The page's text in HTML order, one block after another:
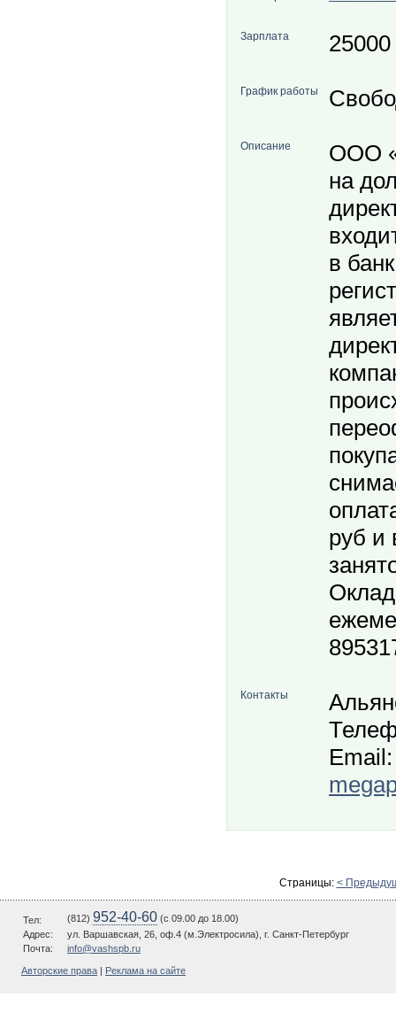
Зарплата 25000
График работы
Описание
ООО
на
в
руб и
Контакты
Email:
Страницы: <
Тел: (812) 952-40-60 (c 09.00 до 18.00)
Адрес:
ул. Варшавская, 26, оф.4 (м.Электросила), г. Санкт-Петербург
Почта:
info@vashspb.ru
Авторские права Реклама на сайте